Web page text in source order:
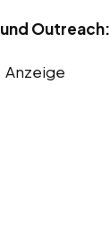
Outreach:
Anzeige